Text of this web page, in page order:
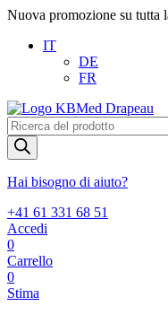
Nuova promozione su tutta
IT
DE
FR
Products
search
Hai bisogno di aiuto?
+41 61 331 68 51
Accedi
0
Carrello
0
Stima